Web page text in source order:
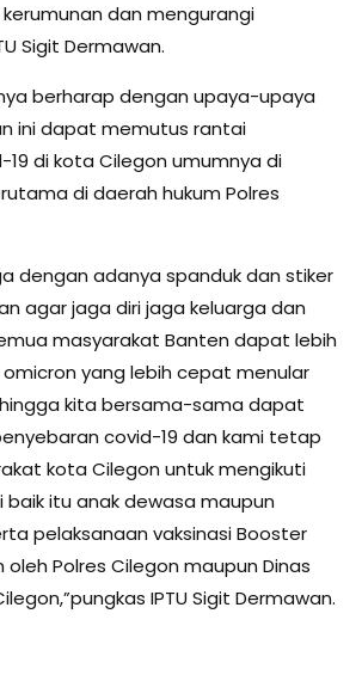
dan mengurangi
Sigit Dermawan.
berharap dengan upaya-upaya
ini dapat memutus rantai
di kota Cilegon umumnya di
di daerah hukum Polres
dengan adanya spanduk dan stiker
agar jaga diri jaga keluarga dan
masyarakat Banten dapat lebih
yang lebih cepat menular
kita bersama-sama dapat
covid-19 dan kami tetap
kota Cilegon untuk mengikuti
baik itu anak dewasa maupun
pelaksanaan vaksinasi Booster
oleh Polres Cilegon maupun Dinas
IPTU Sigit Dermawan.